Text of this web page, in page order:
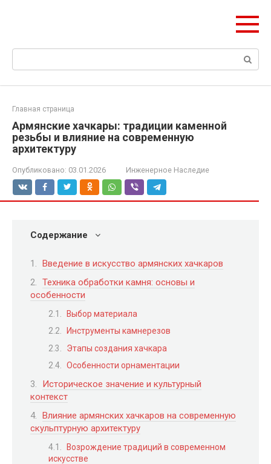
Поиск:
Главная страница
Армянские хачкары: традиции каменной
резьбы и влияние на современную
архитектуру
Опубликовано: 03.01.2026 Инженерное Наследие
Содержание
Введение в искусство армянских хачкаров
Техника обработки камня: основы и
особенности
Выбор материала
Инструменты камнерезов
Этапы создания хачкара
Особенности орнаментации
Историческое значение и культурный
контекст
Влияние армянских хачкаров на современную
скульптурную архитектуру
Возрождение традиций в современном
искусстве